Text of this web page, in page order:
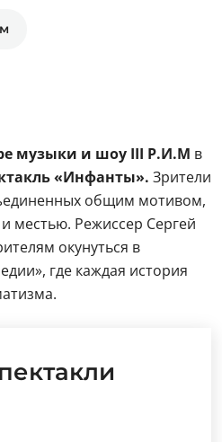
музыки и шоу III Р.И.М в
«Инфанты». Зрители
общим мотивом,
местью. Режиссер Сергей
окунуться в
где каждая история